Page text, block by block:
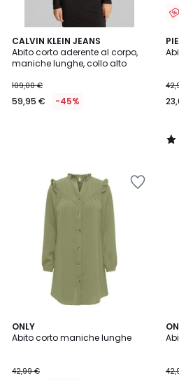
CALVIN KLEIN JEANS
Abito corto aderente al corpo,
maniche lunghe, collo alto
109,00 €
59,95 € -45%
3
/
/
ONLY
Abito corto maniche lunghe
42,99 €
2
Colori
/